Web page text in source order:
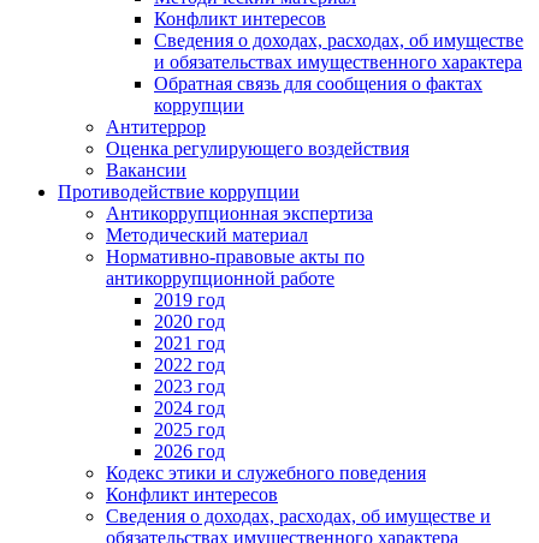
Конфликт интересов
Сведения о доходах, расходах, об имуществе
и обязательствах имущественного характера
Обратная связь для сообщения о фактах
коррупции
Антитеррор
Оценка регулирующего воздействия
Вакансии
Противодействие коррупции
Антикоррупционная экспертиза
Методический материал
Нормативно-правовые акты по
антикоррупционной работе
2019 год
2020 год
2021 год
2022 год
2023 год
2024 год
2025 год
2026 год
Кодекс этики и служебного поведения
Конфликт интересов
Сведения о доходах, расходах, об имуществе и
обязательствах имущественного характера